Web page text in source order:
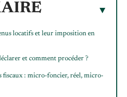
locatifs et leur imposition en
et comment procéder ?
fiscaux : micro-foncier, réel, micro-